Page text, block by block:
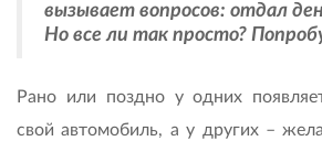
вызывает вопросов: отдал
Но все ли так просто?
Рано или поздно у одних
свой автомобиль, а у других –